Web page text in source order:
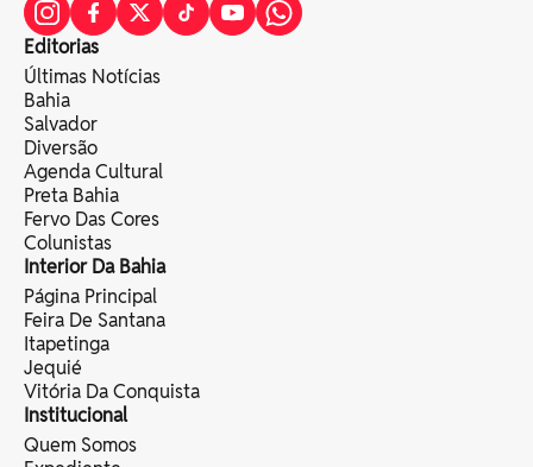
Editorias
Últimas Notícias
Bahia
Salvador
Diversão
Agenda Cultural
Preta Bahia
Fervo Das Cores
Colunistas
Interior Da Bahia
Página Principal
Feira De Santana
Itapetinga
Jequié
Vitória Da Conquista
Institucional
Quem Somos